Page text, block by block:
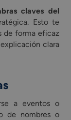
claves del
Esto te
de forma eficaz
clara
a eventos o
de nombres o